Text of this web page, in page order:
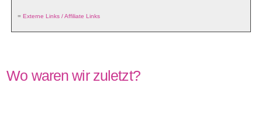
= Externe Links / Affiliate Links
Wo waren wir zuletzt?